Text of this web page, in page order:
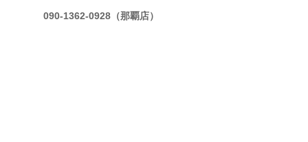
090-1362-0928（那覇店）